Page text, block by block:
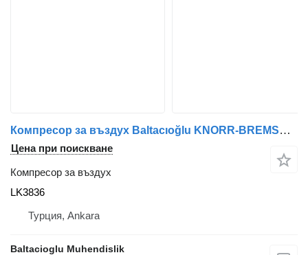
Компресор за въздух Baltacıoğlu KNORR-BREMSE LK3836 за автобус
Цена при поискване
Компресор за въздух
LK3836
Турция, Ankara
Baltacioglu Muhendislik